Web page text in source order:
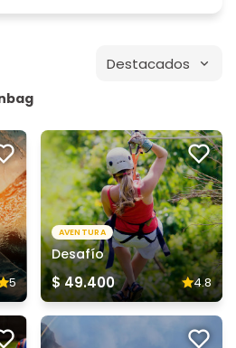
Destacados
5
AVENTURA
Desafío
$ 49.400 4.8